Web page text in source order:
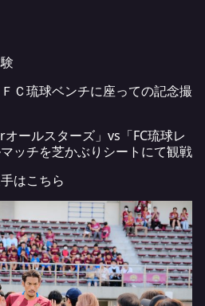
Ｃ琉球ベンチに座っての記念撮
ールスターズ」vs「FC琉球レ
ッチを芝かぶりシートにて観戦
はこちら